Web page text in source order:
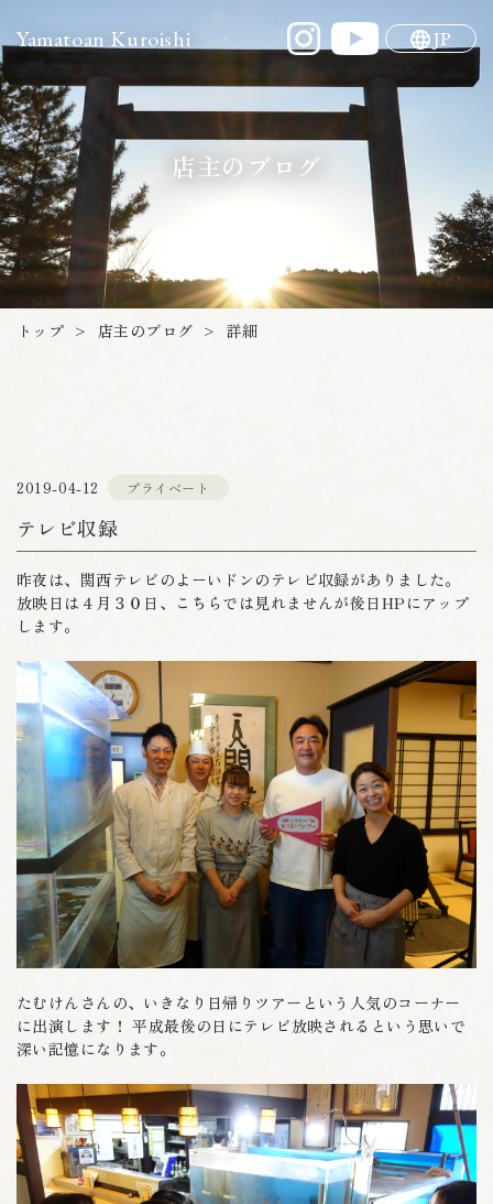
Yamatoan Kuroishi JP
店主のブログ
トップ > 店主のブログ > 詳細
2019-04-12 プライベート
テレビ収録
昨夜は、関西テレビのよーいドンのテレビ収録がありました。
放映日は４月３０日、こちらでは見れませんが後日HPにアップ
します。
たむけんさんの、いきなり日帰りツアーという人気のコーナー
に出演します！ 平成最後の日にテレビ放映されるという思いで
深い記憶になります。